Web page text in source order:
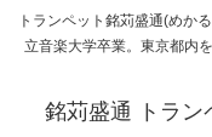
トランペット銘苅盛通(めか
立音楽大学卒業。東京都内
銘苅盛通 トラン